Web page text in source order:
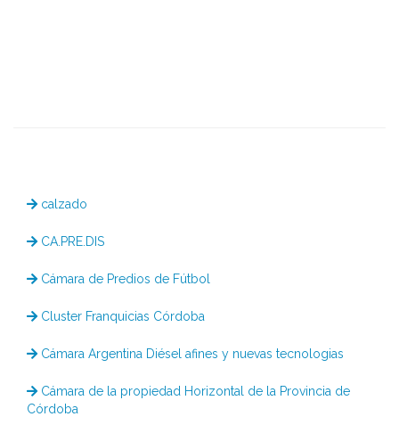
calzado
CA.PRE.DIS
Cámara de Predios de Fútbol
Cluster Franquicias Córdoba
Cámara Argentina Diésel afines y nuevas tecnologias
Cámara de la propiedad Horizontal de la Provincia de
Córdoba